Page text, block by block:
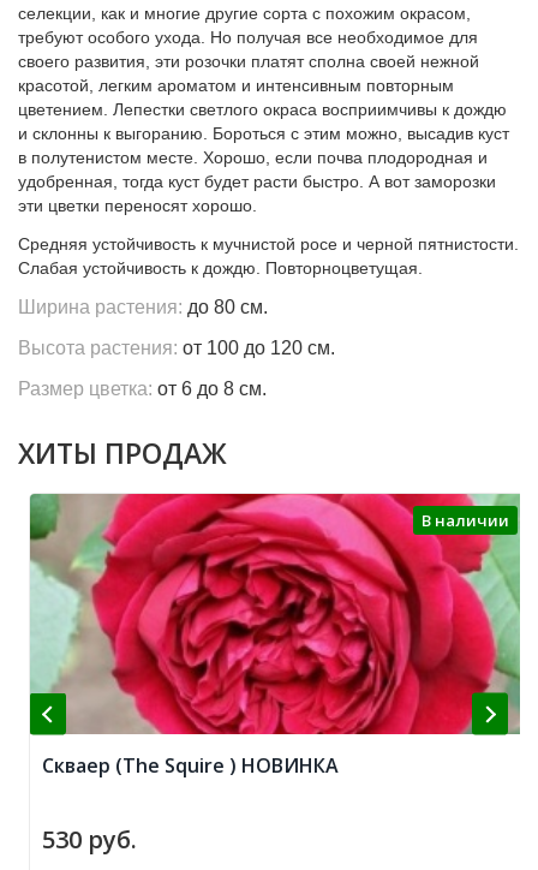
селекции, как и многие другие сорта с похожим окрасом,
требуют особого ухода. Но получая все необходимое для
своего развития, эти розочки платят сполна своей нежной
красотой, легким ароматом и интенсивным повторным
цветением. Лепестки светлого окраса восприимчивы к дождю
и склонны к выгоранию. Бороться с этим можно, высадив куст
в полутенистом месте. Хорошо, если почва плодородная и
удобренная, тогда куст будет расти быстро. А вот заморозки
эти цветки переносят хорошо.
Средняя устойчивость к мучнистой росе и черной пятнистости.
Слабая устойчивость к дождю. Повторноцветущая.
Ширина растения: до 80 см.
Высота растения: от 100 до 120 см.
Размер цветка: от 6 до 8 см.
ХИТЫ ПРОДАЖ
В наличии
Скваер (The Squire ) НОВИНКА
530 руб.